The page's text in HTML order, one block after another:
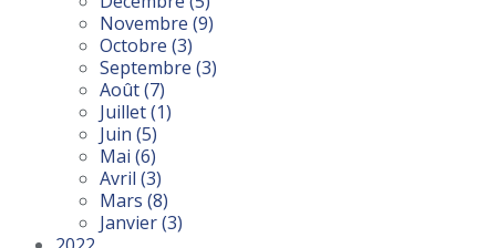
Novembre (9)
Octobre (3)
Septembre (3)
Août(7)
Juillet(1)
Juin (5)
Mai (6)
Avril (3)
Mars (8)
Janvier(3)